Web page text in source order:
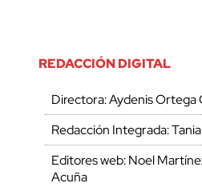
REDACCIÓN DIGITAL
Directora: Aydenis Ortega
Redacción Integrada:
Editores web: Noel
Acuña